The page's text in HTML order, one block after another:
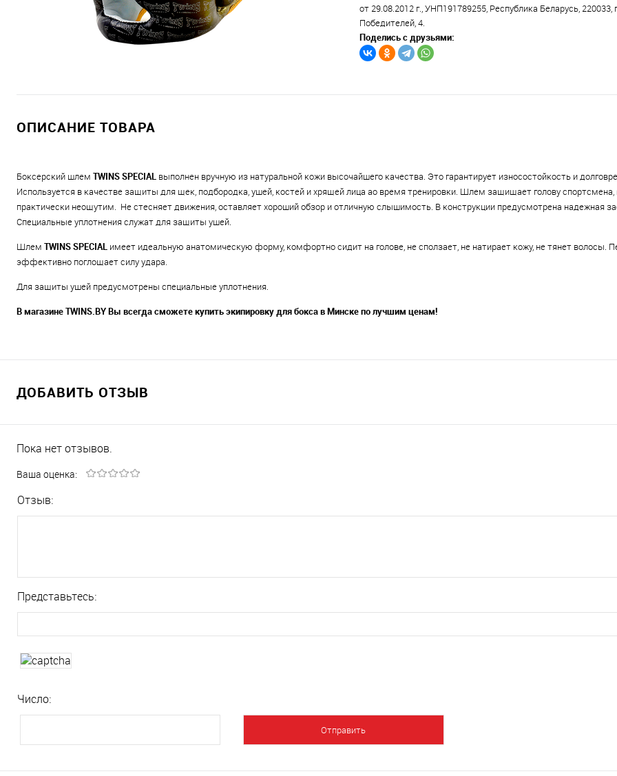
от 29.08.2012 г., УНП191789255, Республика Беларусь, 220033,
Победителей, 4.
Поделись с друзьями:
ОПИСАНИЕ ТОВАРА
Боксерский шлем TWINS SPECIAL выполнен вручную из натуральной кожи высочайшего качества. Это гарантирует износостойкость и
Используется в качестве защиты для щек, подбородка, ушей, костей и хрящей лица ао время тренировки. Шлем защищает голову спортсмена,
практически неощутим. Не стесняет движения, оставляет хороший обзор и отличную слышимость. В конструкции предусмотрена надежная
Специальные уплотнения служат для защиты ушей.
Шлем TWINS SPECIAL имеет идеальную анатомическую форму, комфортно сидит на голове, не сползает, не натирает кожу, не тянет волосы.
эффективно поглощает силу удара.
Для защиты ушей предусмотрены специальные уплотнения.
В магазине TWINS.BY Вы всегда сможете купить экипировку для бокса в Минске по лучшим ценам!
ДОБАВИТЬ ОТЗЫВ
Пока нет отзывов.
Ваша оценка:
Отзыв:
Представьтесь:
Число: